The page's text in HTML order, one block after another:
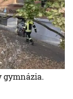
gymnázia.